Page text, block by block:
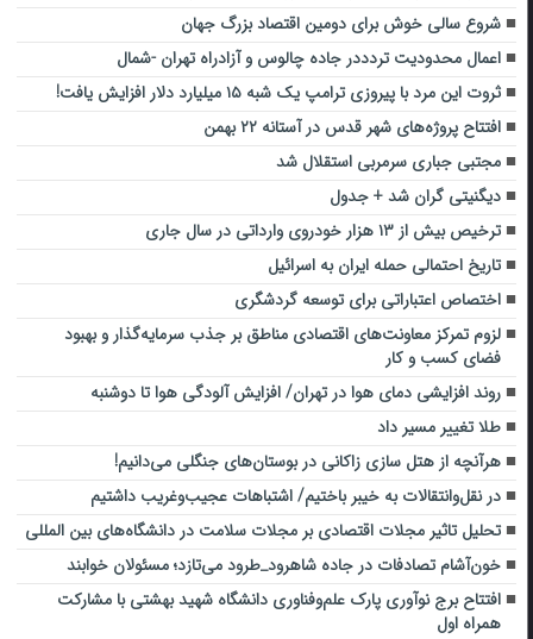
شروع سالی خوش برای دومین اقتصاد بزرگ جهان
اعمال محدودیت تردددر جاده چالوس و آزادراه تهران -شمال
ثروت این مرد با پیروزی ترامپ یک شبه ۱۵ میلیارد دلار افزایش یافت!
افتتاح پروژه‌های شهر قدس در آستانه ۲۲ بهمن
مجتبی جباری سرمربی استقلال شد
دیگنیتی گران شد + جدول
ترخیص بیش از ۱۳ هزار خودروی وارداتی در سال جاری
تاریخ احتمالی حمله ایران به اسرائیل
اختصاص اعتباراتی برای توسعه گردشگری
لزوم تمرکز معاونت‌های اقتصادی مناطق بر جذب سرمایه‌گذار و بهبود
فضای کسب و کار
روند افزایشی دمای هوا در تهران/ افزایش آلودگی هوا تا دوشنبه
طلا تغییر مسیر داد
هرآنچه از هتل سازی زاکانی در بوستان‌های جنگلی می‌دانیم!
در نقل‌وانتقالات به خیبر باختیم/ اشتباهات عجیب‌وغریب داشتیم
تحلیل تاثیر مجلات اقتصادی بر مجلات سلامت در دانشگاه‌های بین المللی
خون‌آشام تصادفات در جاده شاهرود_طرود می‌تازد؛ مسئولان خوابند
افتتاح برج نوآوری پارک علم‌وفناوری دانشگاه شهید بهشتی با مشارکت
همراه اول